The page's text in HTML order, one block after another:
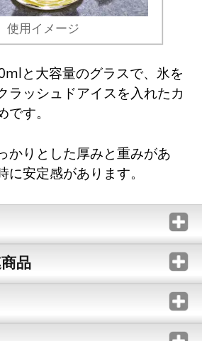
使用イメージ
と大容量のグラスで、氷を
ラッシュドアイスを入れたカ
す。
かりとした厚みと重みがあ
に安定感があります。
品